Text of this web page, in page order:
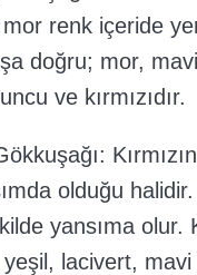
renk içeride
doğru; mor,
ve kırmızıdır.
olduğu
yansıma olur.
lacivert,